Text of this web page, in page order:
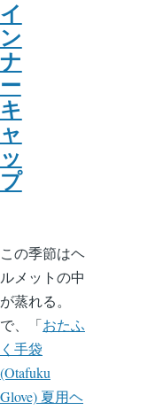
イ
ン
ナ
ー
キ
ャ
ッ
プ
この季節はヘ
ルメットの中
が蒸れる。
で、「おたふ
く手袋
(Otafuku
Glove) 夏用ヘ